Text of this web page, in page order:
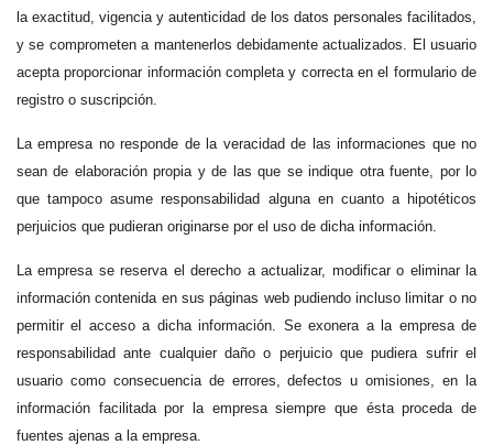
la exactitud, vigencia y autenticidad de los datos personales facilitados,
y se comprometen a mantenerlos debidamente actualizados. El usuario
acepta proporcionar información completa y correcta en el formulario de
registro o suscripción.
La empresa no responde de la veracidad de las informaciones que no
sean de elaboración propia y de las que se indique otra fuente, por lo
que tampoco asume responsabilidad alguna en cuanto a hipotéticos
perjuicios que pudieran originarse por el uso de dicha información.
La empresa se reserva el derecho a actualizar, modificar o eliminar la
información contenida en sus páginas web pudiendo incluso limitar o no
permitir el acceso a dicha información. Se exonera a la empresa de
responsabilidad ante cualquier daño o perjuicio que pudiera sufrir el
usuario como consecuencia de errores, defectos u omisiones, en la
información facilitada por la empresa siempre que ésta proceda de
fuentes ajenas a la empresa.